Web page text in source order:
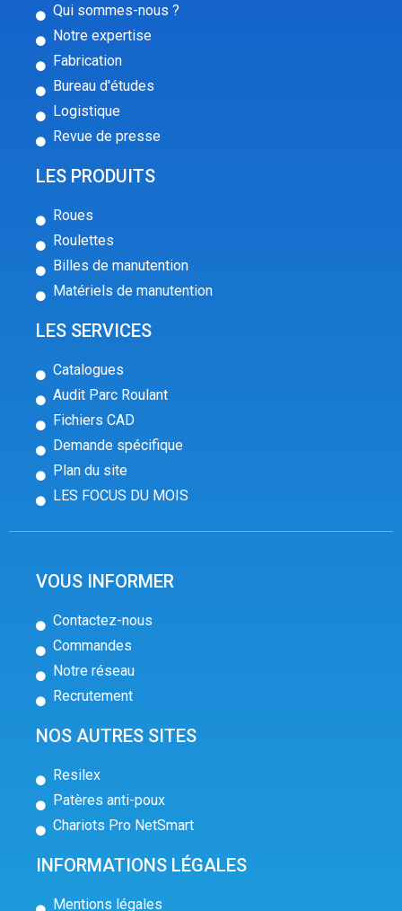
Qui sommes-nous ?
Notre expertise
Fabrication
Bureau d'études
Logistique
Revue de presse
LES PRODUITS
Roues
Roulettes
Billes de manutention
Matériels de manutention
LES SERVICES
Catalogues
Audit Parc Roulant
Fichiers CAD
Demande spécifique
Plan du site
LES FOCUS DU MOIS
VOUS INFORMER
Contactez-nous
Commandes
Notre réseau
Recrutement
NOS AUTRES SITES
Resilex
Patères anti-poux
Chariots Pro NetSmart
INFORMATIONS LÉGALES
Mentions légales